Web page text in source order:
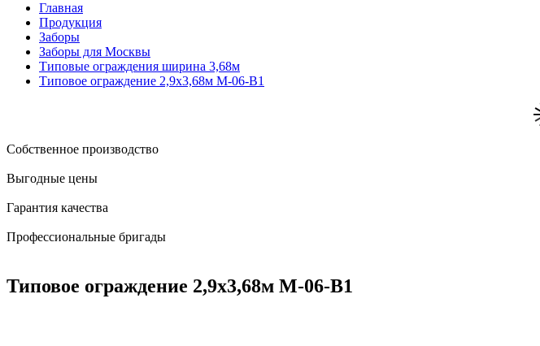
Главная
Продукция
Заборы
Заборы для Москвы
Типовые ограждения ширина 3,68м
Типовое ограждение 2,9x3,68м М-06-В1
Собственное производство
Выгодные цены
Гарантия качества
Профессиональные бригады
Типовое ограждение 2,9x3,68м М-06-В1